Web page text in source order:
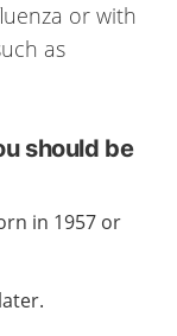
or with
as
should be
in 1957 or